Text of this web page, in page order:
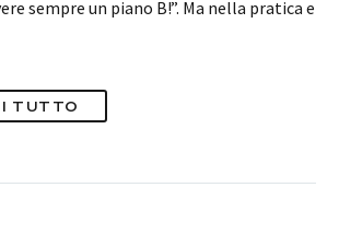
sempre un piano B!”. Ma nella pratica e
TUTTO